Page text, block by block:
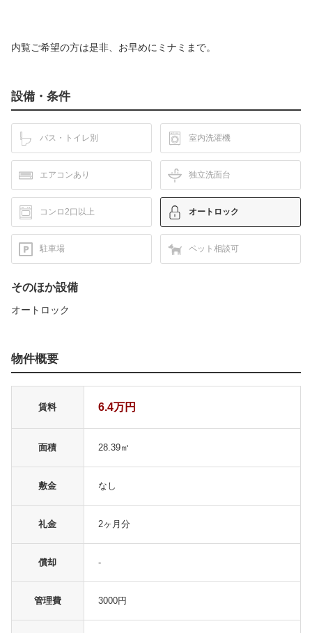
内覧ご希望の方は是非、お早めにミナミまで。
設備・条件
バス・トイレ別 室内洗濯機
エアコンあり 独立洗面台
コンロ2口以上 オートロック
駐車場 ペット相談可
そのほか設備
オートロック
物件概要
賃料 6.4万円
面積 28.39㎡
敷金 なし
礼金 2ヶ月分
償却 -
管理費 3000円